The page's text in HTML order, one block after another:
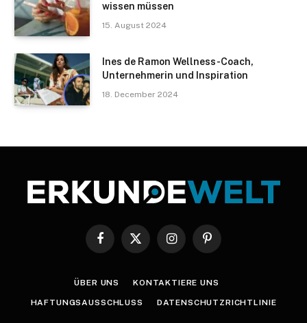
wissen müssen
15. August 2024
Ines de Ramon Wellness-Coach,
Unternehmerin und Inspiration
18. December 2024
Facebook
X
InstagramPinterest
ÜBER UNS KONTAKTIERE UNS
HAFTUNGSAUSSCHLUSS DATENSCHUTZRICHTLINIE